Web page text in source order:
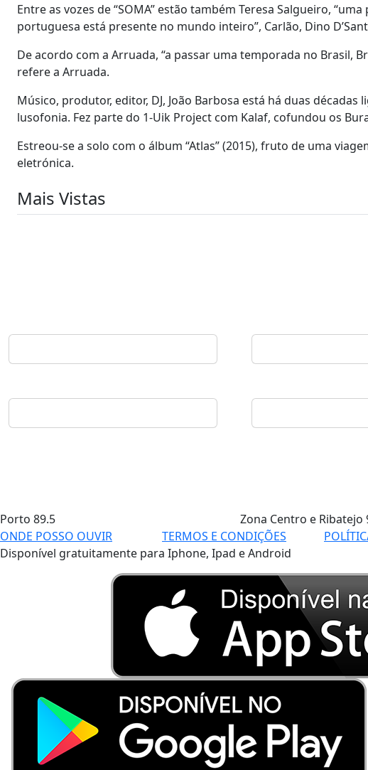
Entre as vozes de “SOMA” estão também Teresa Salgueiro,
portuguesa está presente no mundo inteiro”, Carlão, Dino
De acordo com a Arruada, “a passar uma temporada no Brasil,
refere a Arruada.
Músico, produtor, editor, DJ, João Barbosa está há duas
lusofonia. Fez parte do 1-Uik Project com Kalaf, cofundou os
Estreou-se a solo com o álbum “Atlas” (2015), fruto de uma
eletrónica.
Mais Vistas
Porto 89.5 Zona Centro e Ribatejo
ONDE POSSO OUVIR
TERMOS E CONDIÇÕES
Disponível gratuitamente para Iphone, Ipad e Android